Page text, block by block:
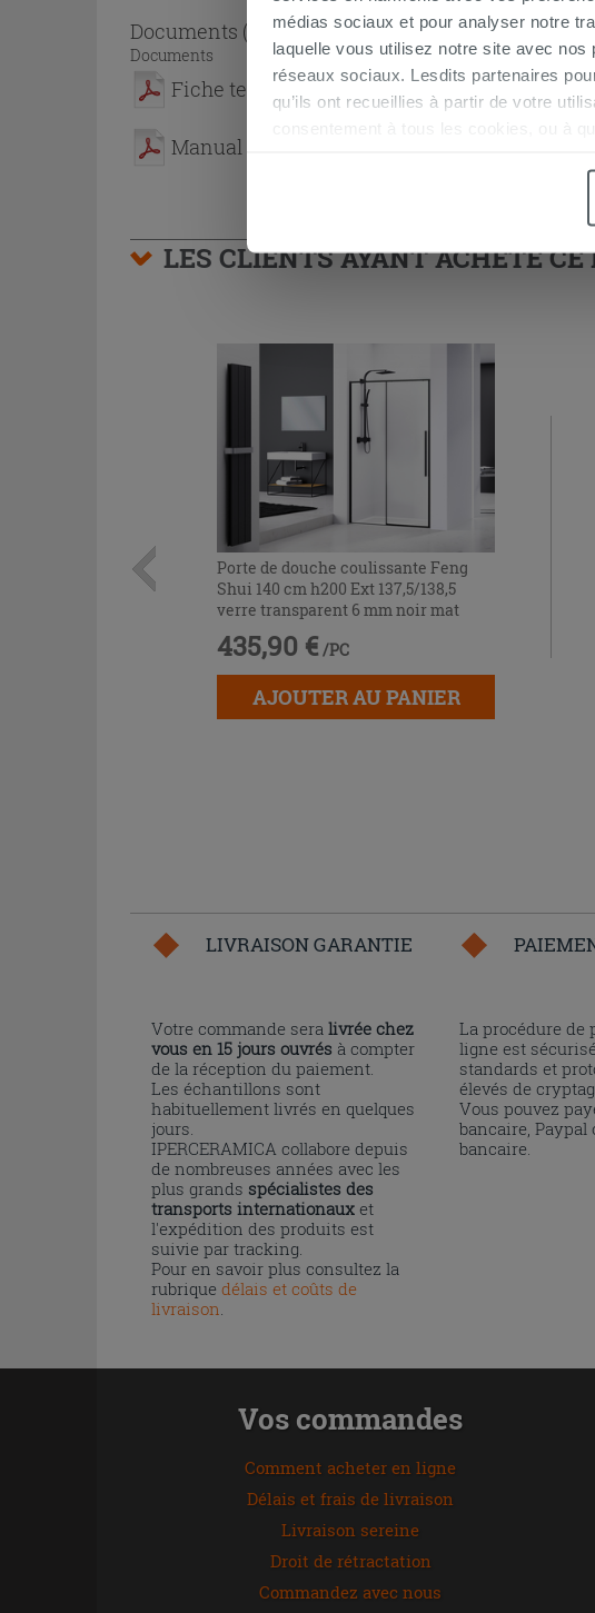
médias sociaux et pour analyser notre
laquelle vous utilisez notre site avec nos
réseaux sociaux. Lesdits partenaires
qu’ils ont recueillies à partir de votre
consentement à tous les cookies, ou à
Documents ( 1 - 2 sur 2 )
Documents
Fiche technique
Manual
LES CLIENTS AYANT ACHETÉ
Porte de douche coulissante Feng
Shui 140 cm h200 Ext 137,5/138,5
verre transparent 6 mm noir mat
435,90 € /PC
AJOUTER AU PANIER
LIVRAISON GARANTIE
Votre commande sera livrée chez
vous en 15 jours ouvrés à compter
de la réception du paiement.
Les échantillons sont
habituellement livrés en quelques
jours.
IPERCERAMICA collabore depuis
de nombreuses années avec les
plus grands spécialistes des
transports internationaux et
l'expédition des produits est
suivie par tracking.
Pour en savoir plus consultez la
rubrique délais et coûts de
livraison.
La procédure de
ligne est
standards et
élevés de
Vous pouvez
bancaire,
bancaire.
Vos commandes
Comment acheter en ligne
Délais et frais de livraison
Livraison sereine
Droit de rétractation
Commandez avec nous